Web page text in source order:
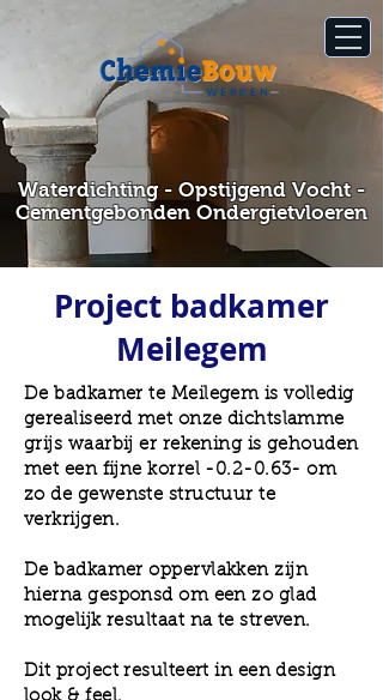
Waterdichting - Opstijgend Vocht -
Cementgebonden Ondergietvloeren
Project badkamer
Meilegem
De badkamer te Meilegem is volledig
gerealiseerd met onze dichtslamme
grijs waarbij er rekening is gehouden
met een fijne korrel -0.2-0.63- om
zo de gewenste structuur te
verkrijgen.
De badkamer oppervlakken zijn
hierna gesponsd om een zo glad
mogelijk resultaat na te streven.
Dit project resulteert in een design